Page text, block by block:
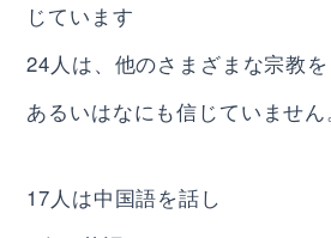
じています
24人は、他のさまざまな宗教
あるいはなにも信じていません
17人は中国語を話し